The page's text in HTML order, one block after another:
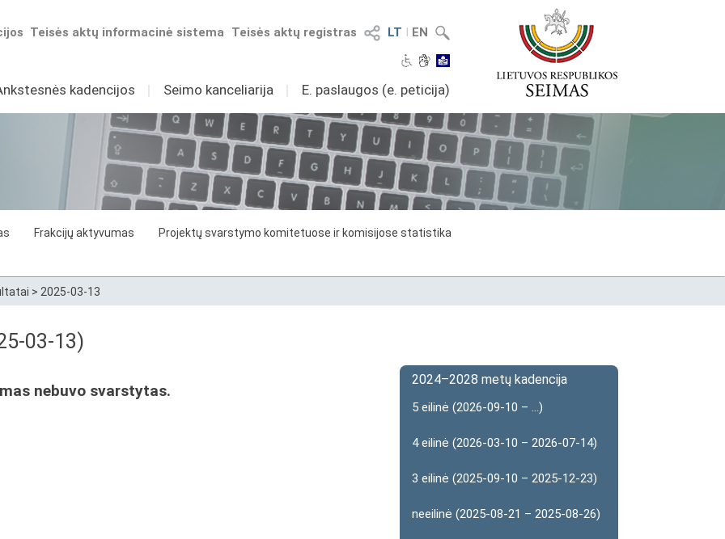
LT I EN
Teisės aktų registras
Teisės aktų informacinė sistema
kadencijos I Seimo kanceliarija I E. paslaugos (e. peticija)
Frakcijų aktyvumas
Projektų svarstymo komitetuose ir komisijose statistika
> 2025-03-13
03-13)
nebuvo svarstytas.
2024–2028 metų kadencija
5 eilinė (2026-09-10 – ...)
4 eilinė (2026-03-10 – 2026-07-14)
3 eilinė (2025-09-10 – 2025-12-23)
neeilinė (2025-08-21 – 2025-08-26)